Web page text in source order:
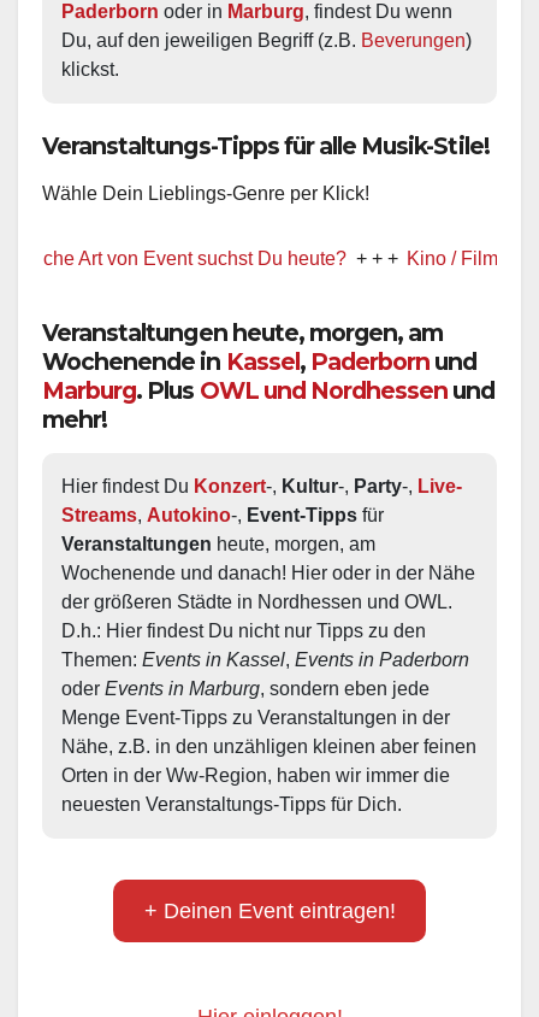
Paderborn oder in Marburg, findest Du wenn
Du, auf den jeweiligen Begriff (z.B. Beverungen)
klickst.
Veranstaltungs-Tipps für alle Musik-Stile!
Wähle Dein Lieblings-Genre per Klick!
Art von Event suchst Du heute? + + + Kino / Film + + +
Veranstaltungen heute, morgen, am
Wochenende in Kassel , Paderborn und
Marburg. Plus OWL und Nordhessen und
mehr!
Hier findest Du Konzert-, Kultur-, Party-, Live-
Streams, Autokino-, Event-Tipps
Veranstaltungen heute, morgen, am
Wochenende und danach! Hier oder in der Nähe
der größeren Städte in Nordhessen und OWL.
D.h.: Hier findest Du nicht nur Tipps zu den
Themen: Events in Kassel, Events in Paderborn
oder Events in Marburg, sondern eben jede
Menge Event-Tipps zu Veranstaltungen in der
Nähe, z.B. in den unzähligen kleinen aber feinen
Orten in der Ww-Region, haben wir immer die
neuesten Veranstaltungs-Tipps für Dich.
+ Deinen Event eintragen!